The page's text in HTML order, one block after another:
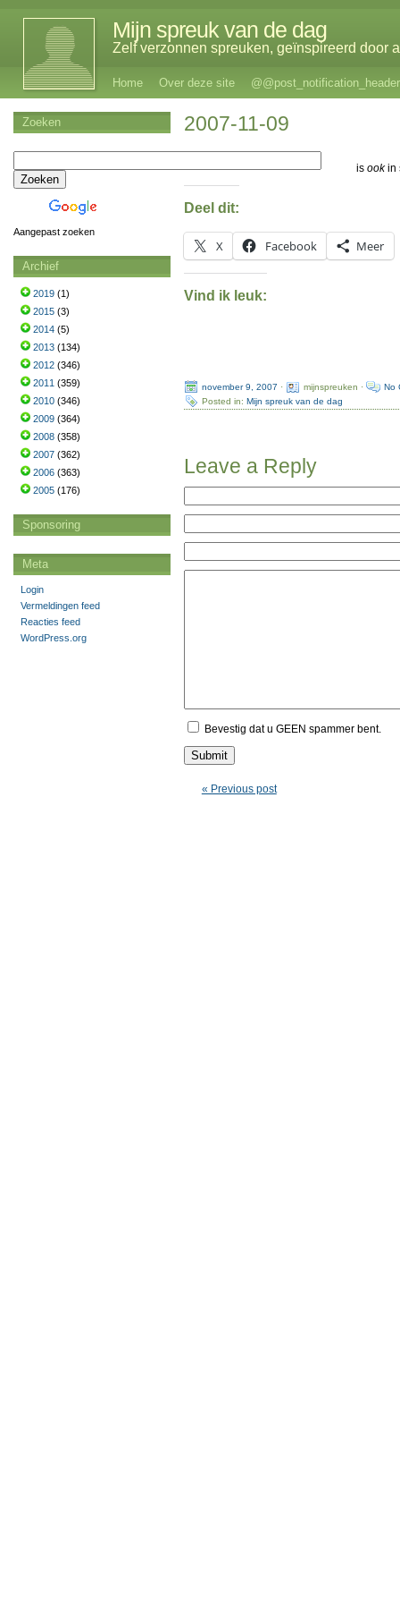
Mijn spreuk van de dag
Zelf verzonnen spreuken, geïnspireerd door
Home Over deze site @@post_notification_header
2007-11-09
isookin
Deel dit:
X Facebook Meer
Vind ik leuk:
november 9, 2007 · mijnspreuken ·
No
Posted in: Mijn spreuk van de dag
Leave a Reply
Bevestig dat u GEEN spammer bent.
« Previous post
Zoeken
Aangepast zoeken
Archief
2019 (1)
2015 (3)
2014 (5)
2013 (134)
2012 (346)
2011 (359)
2010 (346)
2009 (364)
2008 (358)
2007 (362)
2006 (363)
2005 (176)
Sponsoring
Meta
Login
Vermeldingen feed
Reacties feed
WordPress.org